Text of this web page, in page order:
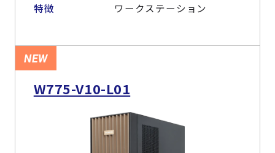
特徴
ワークステーション
NEW
W775-V10-L01